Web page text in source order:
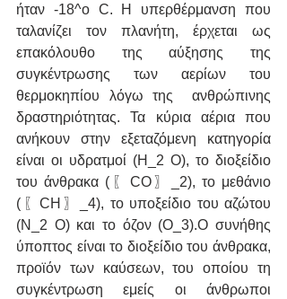
ήταν -18^o C. Η υπερθέρμανση που
ταλανίζει τον πλανήτη, έρχεται ως
επακόλουθο της αύξησης της
συγκέντρωσης των αερίων του
θερμοκηπίου λόγω της  ανθρώπινης
δραστηριότητας. Τα κύρια αέρια που
ανήκουν στην εξεταζόμενη κατηγορία
είναι οι υδρατμοί (H_2 O), το διοξείδιο
του άνθρακα (〖CO〗_2), το μεθάνιο
(〖CH〗_4), το υποξείδιο του αζώτου
(N_2 O) και το όζον (Ο_3).Ο συνήθης
ύποπτος είναι το διοξείδιο του άνθρακα,
προϊόν των καύσεων, του οποίου τη
συγκέντρωση εμείς οι άνθρωποι